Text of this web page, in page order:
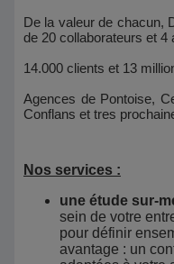
De la valeur de chacun,
de 20 collaborateurs et 4
14.000 clients et 13
Agences de Pontoise,
Conflans et tres
Nos services :
une étude sur-
sein de votre
pour définir
avantage : un